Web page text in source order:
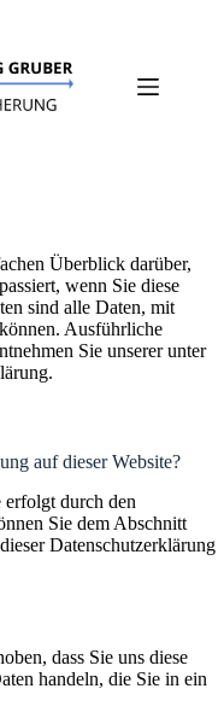
Überblick darüber,
wenn Sie diese
sind alle Daten, mit
Ausführliche
Sie unserer unter
auf dieser Website?
erfolgt durch den
Sie dem Abschnitt
Datenschutzerklärung
dass Sie uns diese
handeln, die Sie in ein